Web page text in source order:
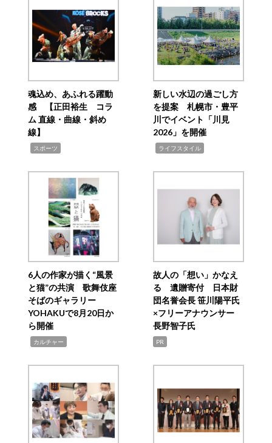
魂込め、あふれる躍動
感 【正田裕生 コラ
ム 直線・曲線・斜め
線】
スポーツ
新しい水辺の過ごし方
を提案 札幌市・豊平
川でイベント「川見
2026」を開催
ライフスタイル
6人の作家が描く“風景
と猫”の共演 歌舞伎座
そばのギャラリー
YOHAKUで8月20日か
ら開催
カルチャー
故人の「想い」かなえ
る 遺贈寄付 日本財
団名誉会長 笹川陽平氏
×フリーアナウンサー
長野智子氏
PR